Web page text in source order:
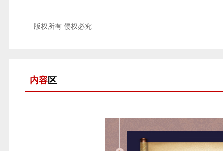
版权所有 侵权必究
内容区